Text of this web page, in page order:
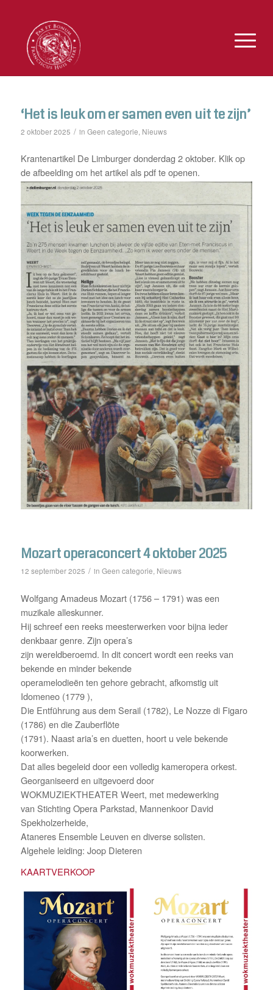
‘Het is leuk om er samen even uit te zijn’
2 oktober 2025 / in Geen categorie, Nieuws
Krantenartikel De Limburger donderdag 2 oktober. Klik op
de afbeelding om het artikel als pdf te openen.
Mozart operaconcert 4 oktober 2025
12 september 2025 / in Geen categorie, Nieuws
Wolfgang Amadeus Mozart (1756 – 1791) was een
muzikale alleskunner.
Hij schreef een reeks meesterwerken voor bijna ieder
denkbaar genre. Zijn opera’s
zijn wereldberoemd. In dit concert wordt een reeks van
bekende en minder bekende
operamelodieën ten gehore gebracht, afkomstig uit
Idomeneo (1779 ),
Die Entführung aus dem Serail (1782), Le Nozze di Figaro
(1786) en die Zauberflöte
(1791). Naast aria’s en duetten, hoort u vele bekende
koorwerken.
Dat alles begeleid door een volledig kameropera orkest.
Georganiseerd en uitgevoerd door
WOKMUZIEKTHEATER Weert, met medewerking
van Stichting Opera Parkstad, Mannenkoor David
Spekholzerheide,
Ataneres Ensemble Leuven en diverse solisten.
Algehele leiding: Joop Dieteren
KAARTVERKOOP